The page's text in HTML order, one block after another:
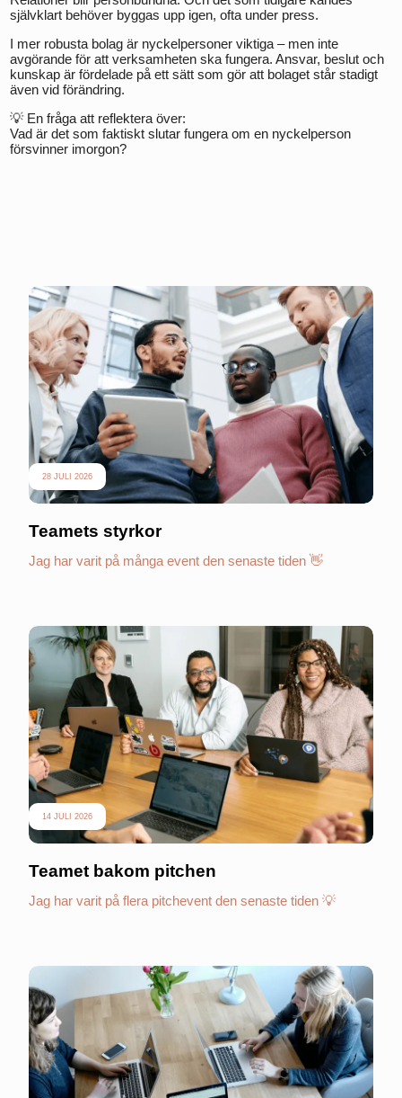
självklart behöver byggas upp igen, ofta under press.
I mer robusta bolag är nyckelpersoner viktiga – men inte
avgörande för att verksamheten ska fungera. Ansvar, beslut och
kunskap är fördelade på ett sätt som gör att bolaget står stadigt
även vid förändring.
💡 En fråga att reflektera över:
Vad är det som faktiskt slutar fungera om en nyckelperson
försvinner imorgon?
28 JULI 2026
Teamets styrkor
Jag har varit på många event den senaste tiden 👋
14 JULI 2026
Teamet bakom pitchen
Jag har varit på flera pitchevent den senaste tiden 💡